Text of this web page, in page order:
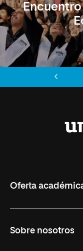
Oferta
Formación Continua
Sobre nosotros